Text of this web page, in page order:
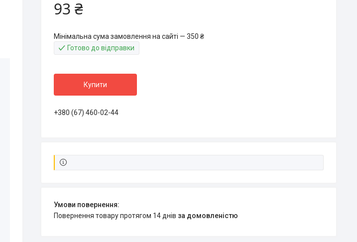
93 ₴
Мінімальна сума замовлення на сайті — 350 ₴
Готово до відправки
Купити
+380 (67) 460-02-44
повернення товару протягом 14 днів за домовленістю